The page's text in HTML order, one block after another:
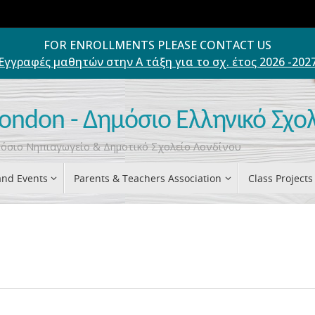
FOR ENROLLMENTS PLEASE CONTACT US
Εγγραφές μαθητών στην Α τάξη για το σχ. έτος 2026 -
- Δημόσιο Ελληνικό
Νηπιαγωγείο & Δημοτικό Σχολείο Λονδίνου
Events Parents & Teachers Association Class Projects